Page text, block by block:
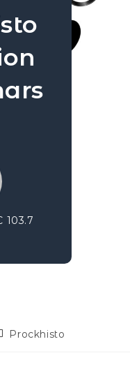
103.7
Prockhisto